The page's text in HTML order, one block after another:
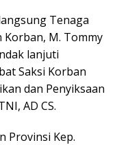
Tenaga
Korban, M. Tommy
lanjuti
Saksi Korban
dan Penyiksaan
AD CS.
Provinsi Kep.